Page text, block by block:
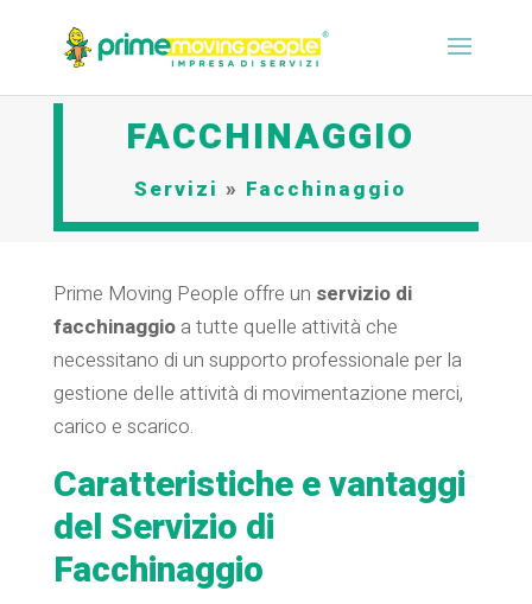
FACCHINAGGIO
Servizi » Facchinaggio
Prime Moving People offre un servizio di
facchinaggioa tutte quelle attività che
necessitano di un supporto professionale per la
gestione delle attività di movimentazione merci,
carico e scarico.
Caratteristiche e vantaggi
del Servizio di
Facchinaggio